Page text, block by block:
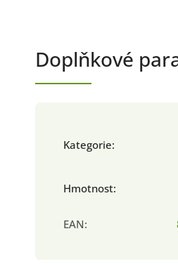
Doplňkové
Kategorie:
Hmotnost:
EAN: